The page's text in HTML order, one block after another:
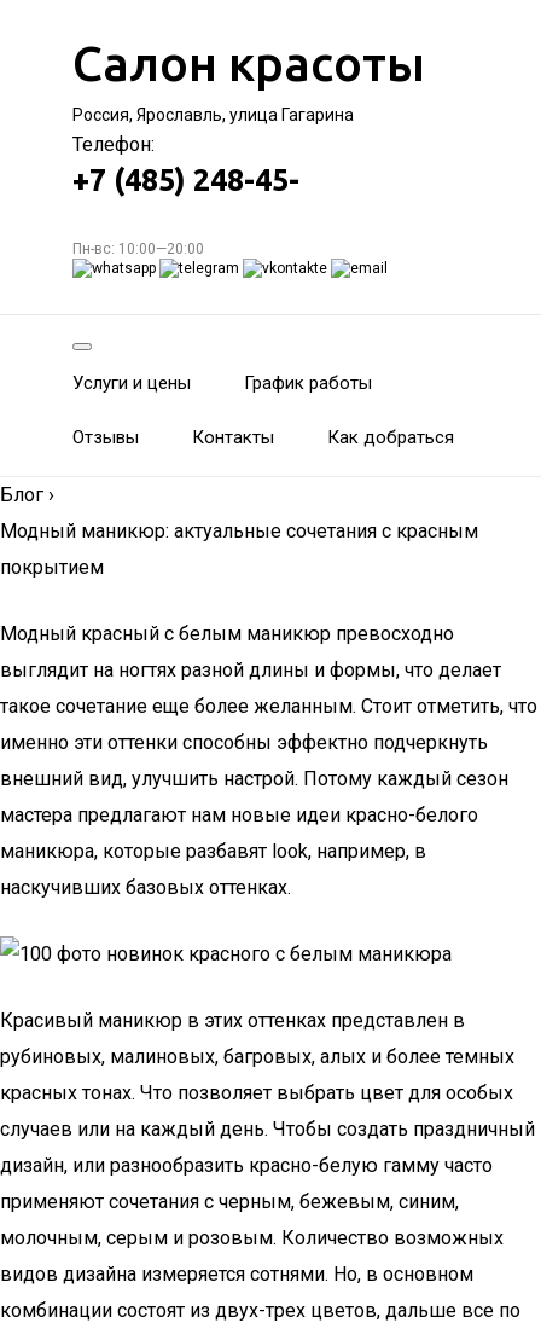
Салон красоты
Россия, Ярославль, улица Гагарина
Телефон:
+7 (485) 248-45-
Пн-вс: 10:00—20:00
Услуги и цены График работы
Отзывы Контакты Как добраться
Блог ›
Модный маникюр: актуальные сочетания с красным
покрытием
Модный красный с белым маникюр превосходно
выглядит на ногтях разной длины и формы, что делает
такое сочетание еще более желанным. Стоит отметить, что
именно эти оттенки способны эффектно подчеркнуть
внешний вид, улучшить настрой. Потому каждый сезон
мастера предлагают нам новые идеи красно-белого
маникюра, которые разбавят look, например, в
наскучивших базовых оттенках.
Красивый маникюр в этих оттенках представлен в
рубиновых, малиновых, багровых, алых и более темных
красных тонах. Что позволяет выбрать цвет для особых
случаев или на каждый день. Чтобы создать праздничный
дизайн, или разнообразить красно-белую гамму часто
применяют сочетания с черным, бежевым, синим,
молочным, серым и розовым. Количество возможных
видов дизайна измеряется сотнями. Но, в основном
комбинации состоят из двух-трех цветов, дальше все по